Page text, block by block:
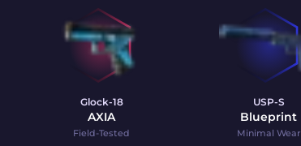
Glock-18
AXIA
Field-Tested
USP-S
Blueprint
Minimal Wear